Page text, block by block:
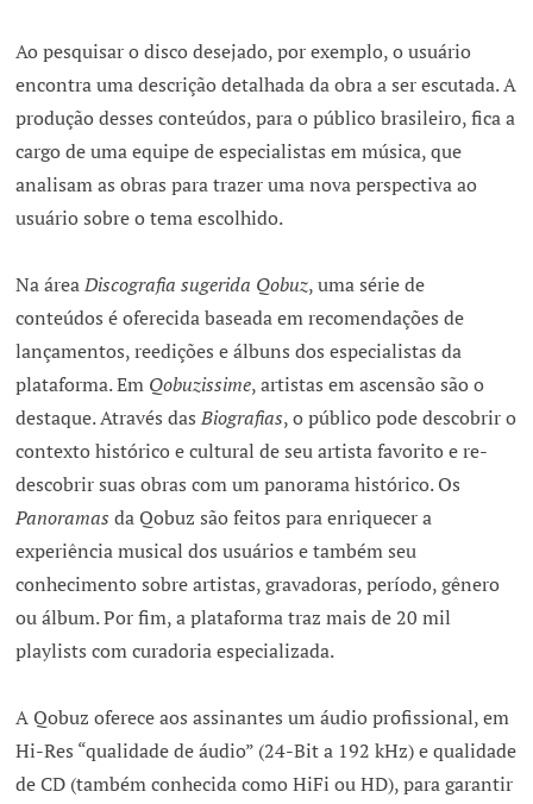
Ao pesquisar o disco desejado, por exemplo, o usuário
encontra uma descrição detalhada da obra a ser escutada. A
produção desses conteúdos, para o público brasileiro, fica a
cargo de uma equipe de especialistas em música, que
analisam as obras para trazer uma nova perspectiva ao
usuário sobre o tema escolhido.
Na áreaDiscografia sugerida Qobuz, uma série de
conteúdos é oferecida baseada em recomendações de
lançamentos, reedições e álbuns dos especialistas da
plataforma. Em Qobuzissime, artistas em ascensão são o
destaque. Através dasBiografias, o público pode descobrir o
contexto histórico e cultural de seu artista favorito e re-
descobrir suas obras com um panorama histórico. Os
Panoramasda Qobuz são feitos para enriquecer a
experiência musical dos usuários e também seu
conhecimento sobre artistas, gravadoras, período, gênero
ou álbum. Por fim, a plataforma traz mais de 20 mil
playlists com curadoria especializada.
A Qobuz oferece aos assinantes um áudio profissional, em
Hi-Res “qualidade de áudio” (24-Bit a 192 kHz) e qualidade
de CD (também conhecida como HiFi ou HD), para garantir